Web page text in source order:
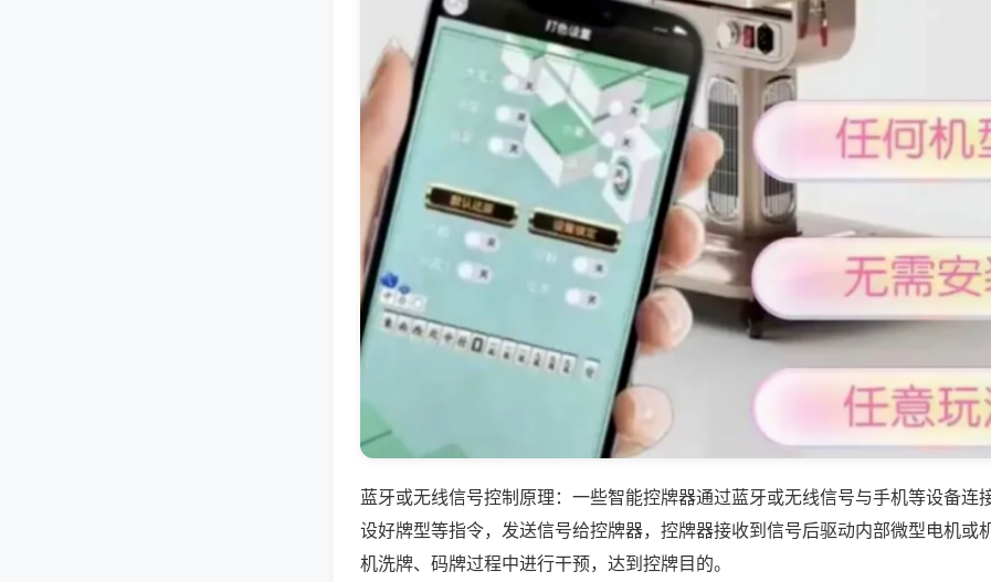
蓝牙或无线信号控制原理：一些智能控牌器通过蓝牙或无线信号与手机等设备连
设好牌型等指令，发送信号给控牌器，控牌器接收到信号后驱动内部微型电机或
机洗牌、码牌过程中进行干预，达到控牌目的。